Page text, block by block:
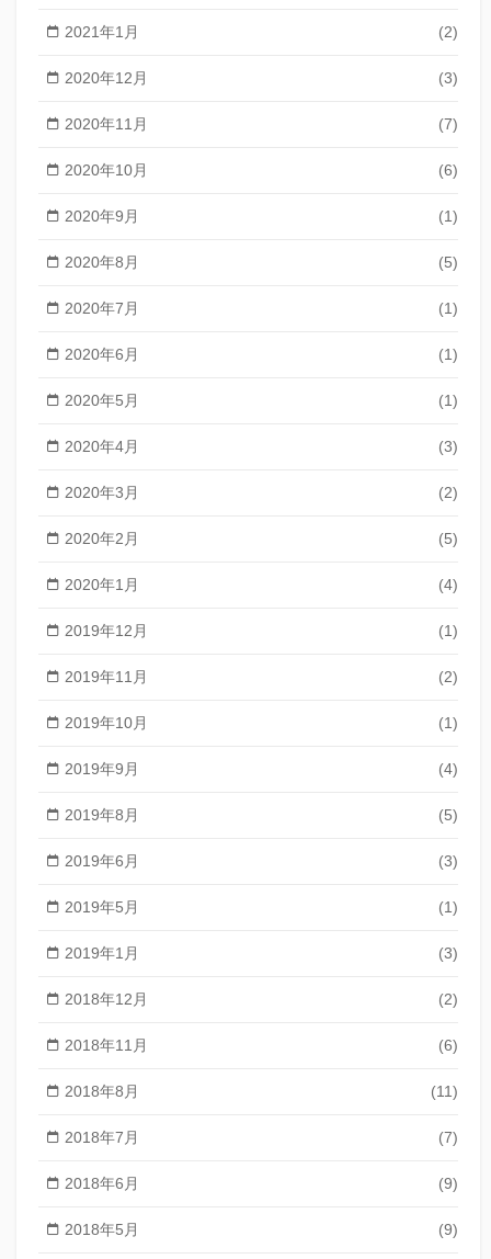
2021年1月 (2)
2020年12月 (3)
2020年11月 (7)
2020年10月 (6)
2020年9月 (1)
2020年8月 (5)
2020年7月 (1)
2020年6月 (1)
2020年5月 (1)
2020年4月 (3)
2020年3月 (2)
2020年2月 (5)
2020年1月 (4)
2019年12月 (1)
2019年11月 (2)
2019年10月 (1)
2019年9月 (4)
2019年8月 (5)
2019年6月 (3)
2019年5月 (1)
2019年1月 (3)
2018年12月 (2)
2018年11月 (6)
2018年8月 (11)
2018年7月 (7)
2018年6月 (9)
2018年5月 (9)